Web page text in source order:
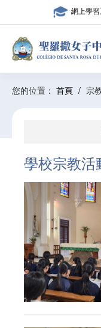
網上學
您的位置： 首頁 / 宗
學校宗教活